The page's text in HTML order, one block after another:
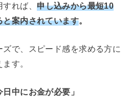
すれば、申し込みから最短10
と案内されています。
で、スピード感を求める方に
す。
中にお金が必要」